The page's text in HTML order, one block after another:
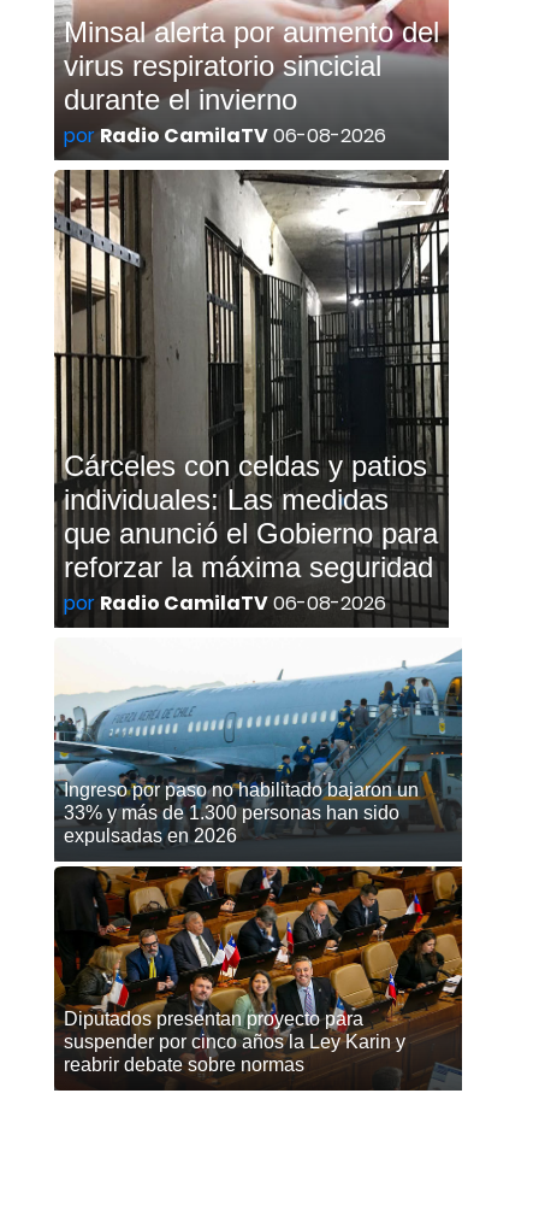
Minsal alerta por aumento del
virus respiratorio sincicial
durante el invierno
por Radio CamilaTV06-08-2026
Cárceles con celdas y patios
individuales: Las medidas
que anunció el Gobierno para
reforzar la máxima seguridad
por Radio CamilaTV06-08-2026
Ingreso por paso no habilitado bajaron un
33% y más de 1.300 personas han sido
expulsadas en 2026
Diputados presentan proyecto para
suspender por cinco años la Ley Karin y
reabrir debate sobre normas